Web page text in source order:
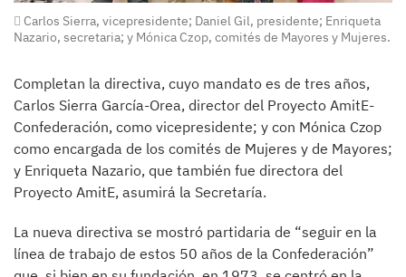
Carlos Sierra, vicepresidente; Daniel Gil, presidente; Enriqueta
Nazario, secretaria; y Mónica Czop, comités de Mayores y Mujeres.
Completan la directiva, cuyo mandato es de tres años,
Carlos Sierra García-Orea, director del Proyecto AmitE-
Confederación, como vicepresidente; y con Mónica Czop
como encargada de los comités de Mujeres y de Mayores;
y Enriqueta Nazario, que también fue directora del
Proyecto AmitE, asumirá la Secretaría.
La nueva directiva se mostró partidaria de “seguir en la
línea de trabajo de estos 50 años de la Confederación”